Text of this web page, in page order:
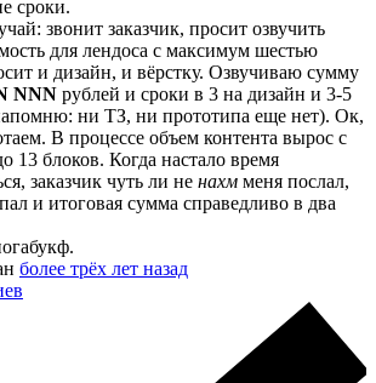
сроки.
звонит заказчик, просит озвучить
для лендоса с максимум шестью
и дизайн, и вёрстку. Озвучиваю сумму
NNN рублей и сроки в 3 на дизайн и 3-5
ни ТЗ, ни прототипа еще нет). Ок,
В процессе объем контента вырос с
13 блоков. Когда настало время
заказчик чуть ли не нахм меня послал,
и итоговая сумма справедливо в два
более трёх лет назад